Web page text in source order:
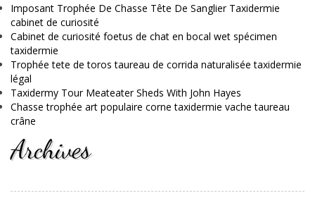
Imposant Trophée De Chasse Tête De Sanglier Taxidermie
cabinet de curiosité
Cabinet de curiosité foetus de chat en bocal wet spécimen
taxidermie
Trophée tete de toros taureau de corrida naturalisée taxidermie
légal
Taxidermy Tour Meateater Sheds With John Hayes
Chasse trophée art populaire corne taxidermie vache taureau
crâne
Archives